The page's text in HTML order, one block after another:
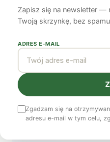
Monika Kostera Adam
Zapisz się na newsletter —
Twoją skrzynkę, bez
ADRES E-MAIL
Zgadzam się na
adresu e-mail w tym celu,